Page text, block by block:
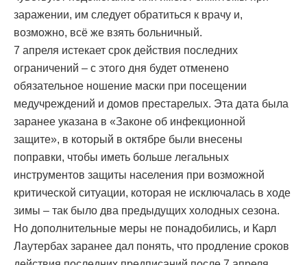
заражении, им следует обратиться к врачу и,
возможно, всё же взять больничный.
7 апреля истекает срок действия последних
ограничений – с этого дня будет отменено
обязательное ношение маски при посещении
медучреждений и домов престарелых. Эта дата была
заранее указана в «Законе об инфекционной
защите», в который в октябре были внесены
поправки, чтобы иметь больше легальных
инструментов защиты населения при возможной
критической ситуации, которая не исключалась в ходе
зимы – так было два предыдущих холодных сезона.
Но дополнительные меры не понадобились, и Карл
Лаутербах заранее дал понять, что продление сроков